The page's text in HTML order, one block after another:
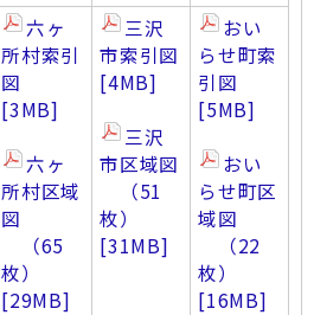
六ヶ
所村索引
図
[3MB]
六ヶ
所村区域
図
（65
枚）
[29MB]
三沢
市索引図
[4MB]
三沢
市区域図
（51
枚）
[31MB]
おい
らせ町索
引図
[5MB]
おい
らせ町区
域図
（22
枚）
[16MB]